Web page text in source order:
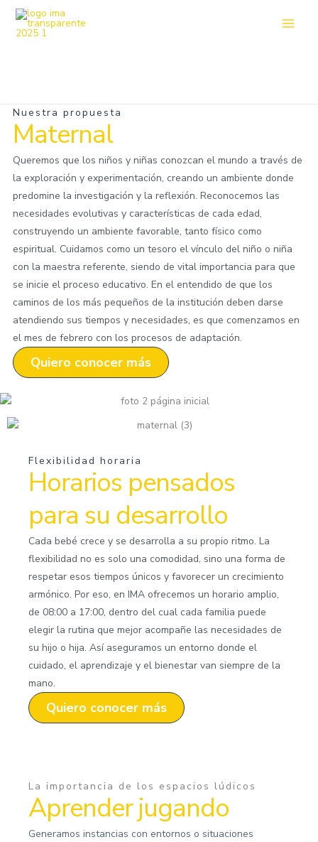
Nuestra propuesta
Maternal
Queremos que los niños y niñas conozcan el mundo a través de
la exploración y experimentación, creando un ambiente donde
predomine la investigación y la reflexión. Reconocemos las
necesidades evolutivas y características de cada edad,
construyendo un ambiente favorable, tanto físico como
espiritual. Cuidamos como un tesoro el vínculo del niño o niña
con la maestra referente, siendo de vital importancia para que
se inicie el proceso educativo. En el entendido de que los
caminos de los más pequeños de la institución deben darse
atendiendo sus tiempos y necesidades, es que comenzamos en
el mes de febrero con los procesos de adaptación.
Quiero conocer más
Flexibilidad horaria
Horarios pensados
para su desarrollo
Cada bebé crece y se desarrolla a su propio ritmo. La
flexibilidad no es solo una comodidad, sino una forma de
respetar esos tiempos únicos y favorecer un crecimiento
armónico. Por eso, en IMA ofrecemos un horario amplio,
de 08:00 a 17:00, dentro del cual cada familia puede
elegir la rutina que mejor acompañe las necesidades de
su hijo o hija. Así aseguramos un entorno donde el
cuidado, el aprendizaje y el bienestar van siempre de la
mano.
Quiero conocer más
La importancia de los espacios lúdicos
Aprender jugando
Generamos instancias con entornos o situaciones